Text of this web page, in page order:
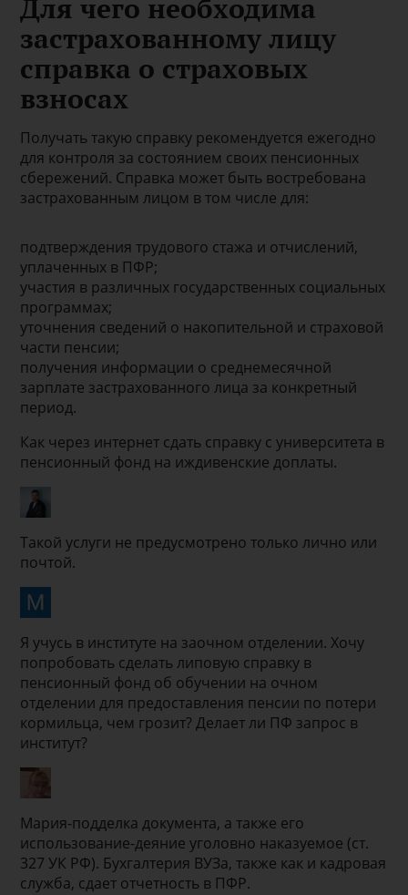
Для чего необходима
застрахованному лицу
справка о страховых
взносах
Получать такую справку рекомендуется ежегодно
для контроля за состоянием своих пенсионных
сбережений. Справка может быть востребована
застрахованным лицом в том числе для:
подтверждения трудового стажа и отчислений,
уплаченных в ПФР;
участия в различных государственных социальных
программах;
уточнения сведений о накопительной и страховой
части пенсии;
получения информации о среднемесячной
зарплате застрахованного лица за конкретный
период.
Как через интернет сдать справку с университета в
пенсионный фонд на иждивенские доплаты.
Такой услуги не предусмотрено только лично или
почтой.
Я учусь в институте на заочном отделении. Хочу
попробовать сделать липовую справку в
пенсионный фонд об обучении на очном
отделении для предоставления пенсии по потери
кормильца, чем грозит? Делает ли ПФ запрос в
институт?
Мария-подделка документа, а также его
использование-деяние уголовно наказуемое (ст.
327 УК РФ). Бухгалтерия ВУЗа, также как и кадровая
служба, сдает отчетность в ПФР.